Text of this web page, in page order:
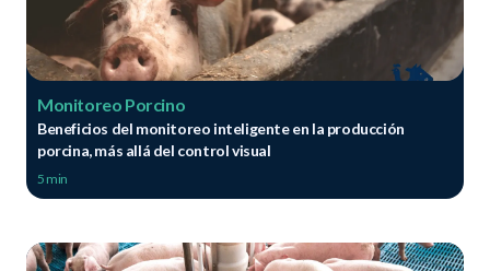
Monitoreo Porcino
Beneficios del monitoreo inteligente en la producción
porcina, más allá del control visual
5 min